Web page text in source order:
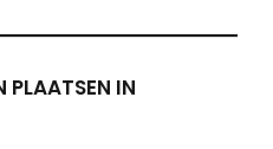
PLAATSEN IN